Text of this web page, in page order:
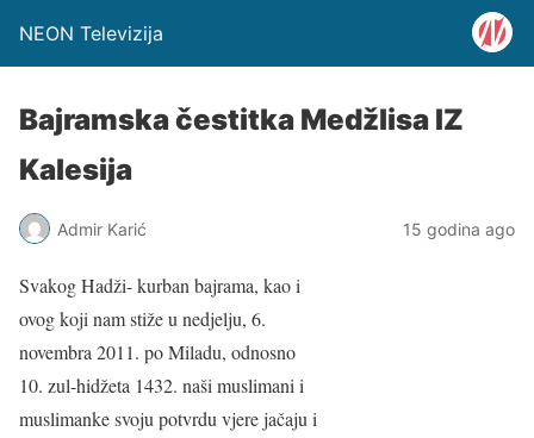
NEON Televizija
Bajramska čestitka Medžlisa IZ
Kalesija
Admir Karić 15 godina ago
Svakog Hadži- kurban bajrama, kao i
ovog koji nam stiže u nedjelju, 6.
novembra 2011. po Miladu, odnosno
10. zul-hidžeta 1432. naši muslimani i
muslimanke svoju potvrdu vjere jačaju i